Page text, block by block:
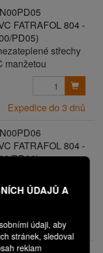
ÚDAJŮ A
údaji, aby
stránek, sledoval
reklam
FATRAFOL 804 -
PD05)
střechy
manžetou
Expedice do 3 dnů
FATRAFOL 804 -
PD06)
střechy
manžetou
Expedice do 3 dnů